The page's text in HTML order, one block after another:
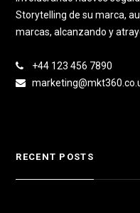
Storytelling de su marca,
marcas, alcanzando y
+44 123 456 7890
RECENT POSTS